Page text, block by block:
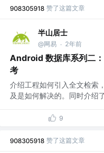
908305918 赞了这篇文章
半山居士
@网易 · 2年前
Android 数据库系列二
考
介绍工程如何引入全文检索
及是如何解决的。同时介绍
9
908305918 赞了这篇文章